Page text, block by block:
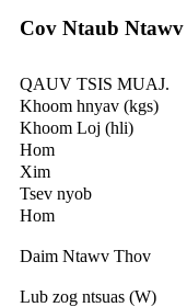
Cov Ntaub
QAUV TSIS MUAJ.
Khoom hnyav (kgs)
Khoom Loj (hli)
Hom
Xim
Tsev nyob
Hom
Daim Ntawv Thov
Lub zog ntsuas (W)